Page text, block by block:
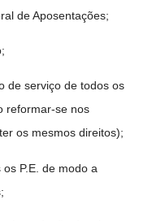
de Aposentações;
de serviço de todos os
reformar-se nos
os mesmos direitos);
P.E. de modo a